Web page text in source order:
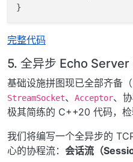
            peer_->
if (handle_) {
auto handle
            handle.
        }
    }
// ...
private:
完整代码
5. 全异步 Echo Server
基础设施拼图现已全部齐备（
StreamSocket、 Acceptor、
极其简练的 C++20 代码，检
我们将编写一个全异步的
心的协程流： 会话流（